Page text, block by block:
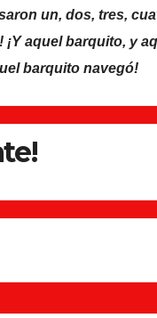
un, dos, tres,
¡Y aquel barquito, y
barquito navegó!